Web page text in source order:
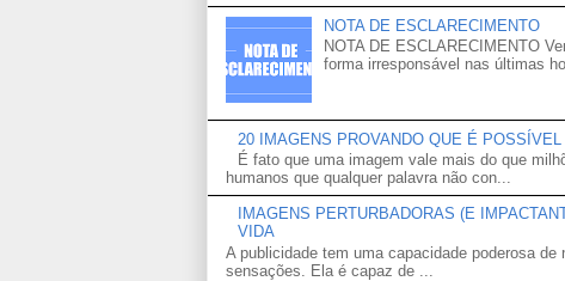
NOTA DE ESCLARECIMENTO
NOTA DE ESCLARECIMENTO
forma irresponsável nas últimas
20 IMAGENS PROVANDO QUE É
É fato que uma imagem vale mais do que
humanos que qualquer palavra não con...
IMAGENS PERTURBADORAS (E
VIDA
A publicidade tem uma capacidade poderosa
sensações. Ela é capaz de ...